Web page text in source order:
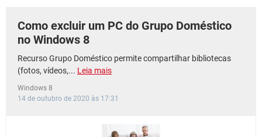
Como excluir um PC do Grupo Doméstico
no Windows 8
Recurso Grupo Doméstico permite compartilhar bibliotecas
(fotos, vídeos,... Leia mais
Windows 8
14 de outubro de 2020 às 17:31